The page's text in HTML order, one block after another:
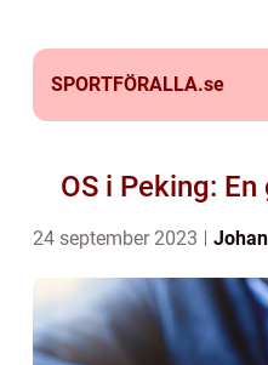
SPORTFÖRALLA.se
OS i Peking:
24 september 2023